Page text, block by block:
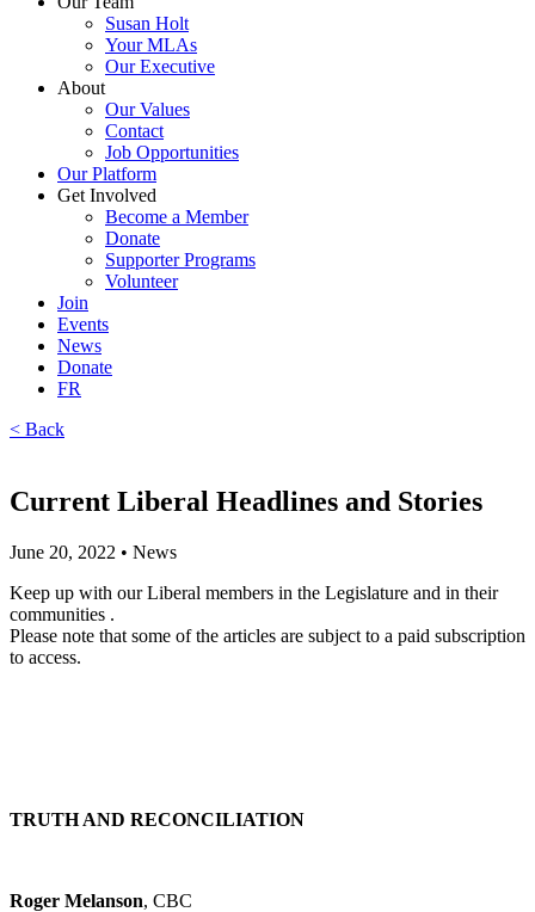
Susan Holt
Your MLAs
Our Executive
About
Our Values
Contact
Job Opportunities
Our Platform
Get Involved
Become a Member
Donate
Supporter Programs
Volunteer
Join
Events
News
Donate
FR
< Back
Current Liberal Headlines and Stories
June 20, 2022 • News
Keep up with our Liberal members in the Legislature and in their
communities .
Please note that some of the articles are subject to a paid subscription
to access.
TRUTH AND RECONCILIATION
Roger Melanson, CBC